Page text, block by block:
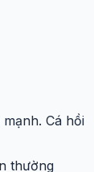
Cá hồi
thường